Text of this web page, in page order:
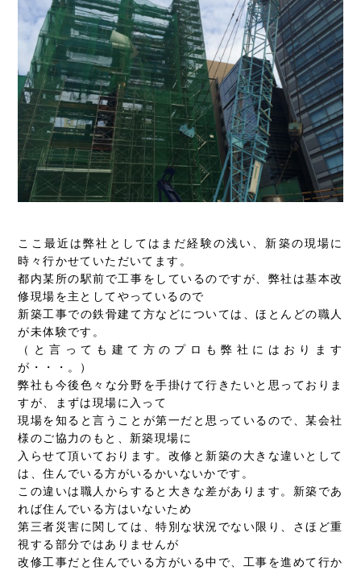
ここ最近は弊社としてはまだ経験の浅い、新築の現場に
時々行かせていただいてます。
都内某所の駅前で工事をしているのですが、弊社は基本改
修現場を主としてやっているので
新築工事での鉄骨建て方などについては、ほとんどの職人
が未体験です。
（と言っても建て方のプロも弊社にはおります
が・・・。）
弊社も今後色々な分野を手掛けて行きたいと思っておりま
すが、まずは現場に入って
現場を知ると言うことが第一だと思っているので、某会社
様のご協力のもと、新築現場に
入らせて頂いております。改修と新築の大きな違いとして
は、住んでいる方がいるかいないかです。
この違いは職人からすると大きな差があります。新築であ
れば住んでいる方はいないため
第三者災害に関しては、特別な状況でない限り、さほど重
視する部分ではありませんが
改修工事だと住んでいる方がいる中で、工事を進めて行か